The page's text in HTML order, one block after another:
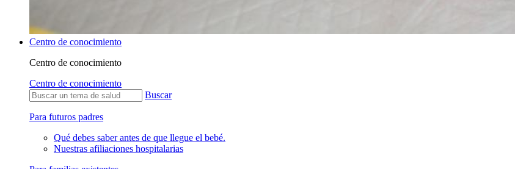
Centro de conocimiento
Centro de conocimiento
Centro de conocimiento
Buscar
Para futuros padres
Qué debes saber antes de que llegue el bebé.
Nuestras afiliaciones hospitalarias